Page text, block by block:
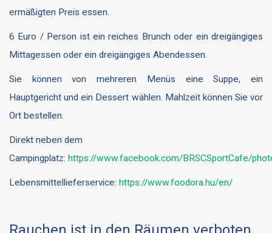
ermäßigten Preis essen.
6 Euro / Person ist ein reiches Brunch oder ein dreigängiges
Mittagessen oder ein dreigängiges Abendessen.
Sie können von mehreren Menüs eine Suppe, ein
Hauptgericht und ein Dessert wählen. Mahlzeit können Sie vor
Ort bestellen.
Direkt neben dem
Campingplatz: https://www.facebook.com/BRSCSportCafe/
Lebensmittellieferservice: https://www.foodora.hu/en/